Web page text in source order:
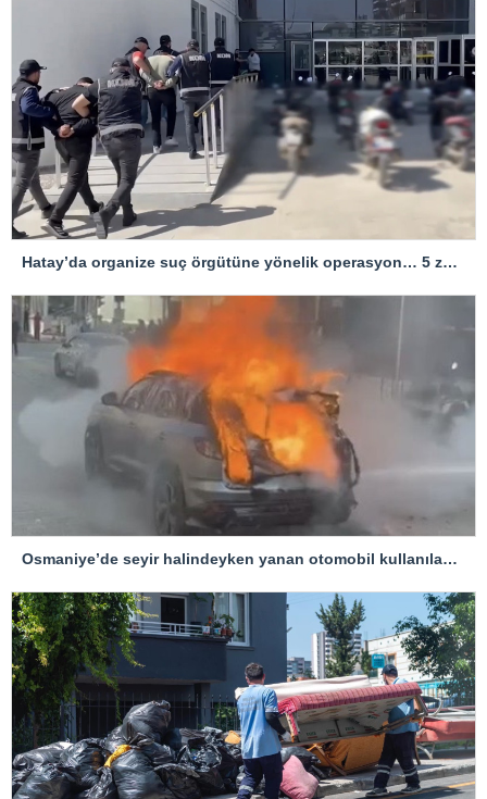
Hatay’da organize suç örgütüne yönelik operasyon… 5 zanlı tutuklandı
Osmaniye’de seyir halindeyken yanan otomobil kullanılamaz hale geldi